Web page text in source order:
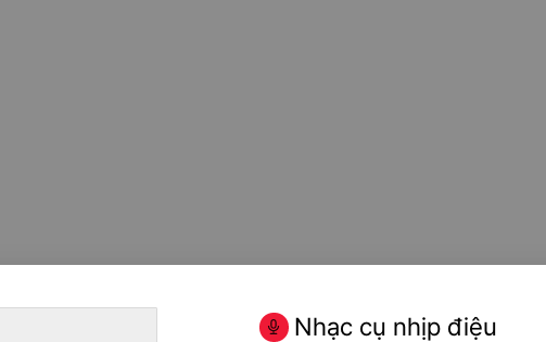
Nhạc cụ nhịp điệu